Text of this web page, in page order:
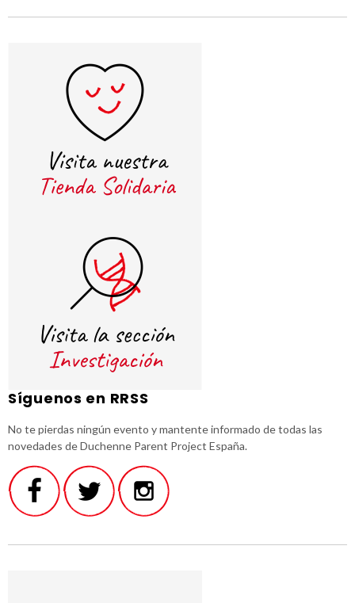
Síguenos en RRSS
No te pierdas ningún evento y mantente informado de todas las
novedades de Duchenne Parent Project España.